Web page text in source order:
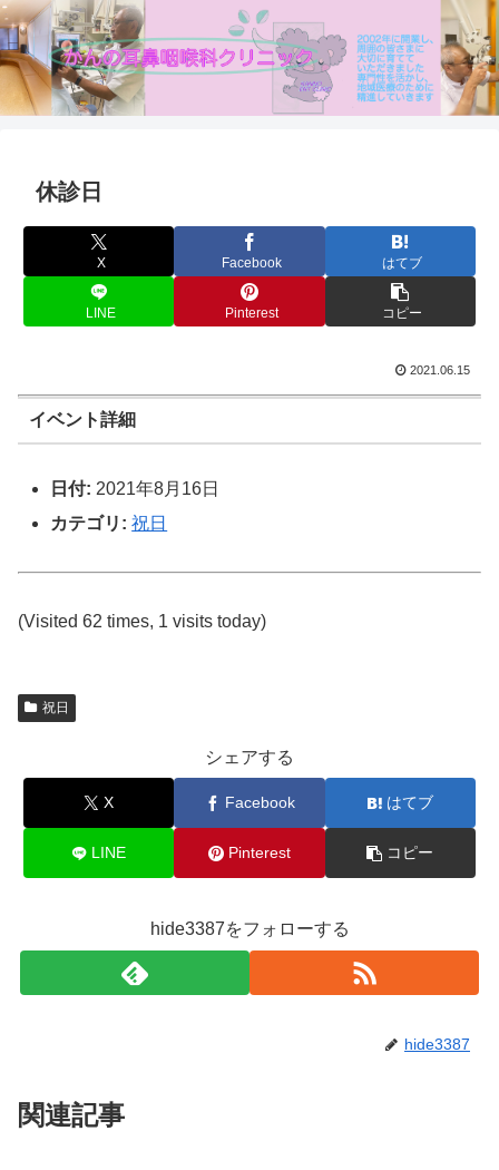
休診日
X Facebook はてブ
LINE Pinterest コピー
2021.06.15
イベント詳細
日付: 2021年8月16日
カテゴリ: 祝日
(Visited 62 times, 1 visits today)
祝日
シェアする
X Facebook はてブ
LINE Pinterest コピー
hide3387をフォローする
hide3387
関連記事